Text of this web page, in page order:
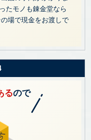
たモノも錬金堂なら
場で現金をお渡しで
るので